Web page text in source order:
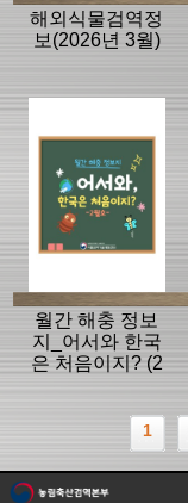
해외식물검역정
보(2026년 3월)
월간 해충 정보
지_어서와 한국
은 처음이지? (2
1